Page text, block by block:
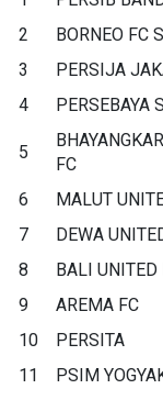
2
BORNEO FC
3
PERSIJA
4
PERSEBAYA
5
FC
6 MALUT
7
DEWA
8
BALI UNITED
9
AREMA FC
10
PERSITA
11
PSIM